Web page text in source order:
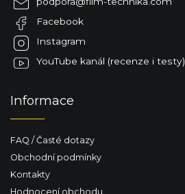
Facebook
Instagram
YouTube kanál (recenze i testy)
Informace
FAQ / Časté dotazy
Obchodní podmínky
Kontakty
Hodnocení obchodu